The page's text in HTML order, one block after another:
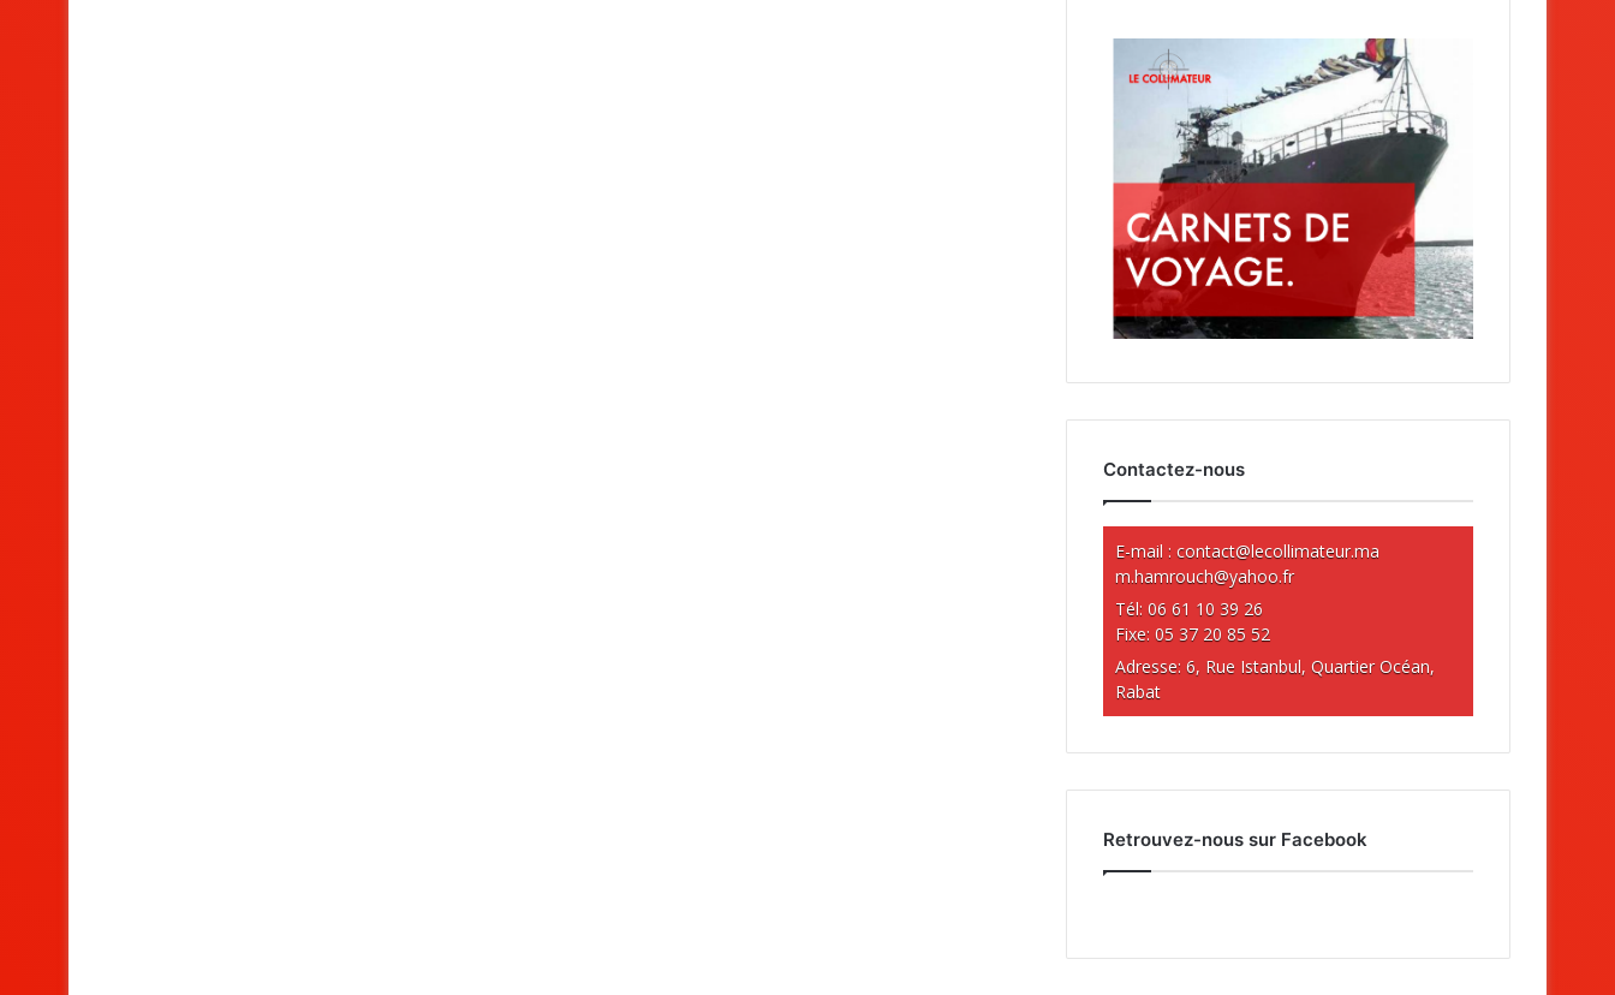
Contactez-nous
E-mail :contact@lecollimateur.ma
m.hamrouch@yahoo.fr
Tél: 06 61 10 39 26
Fixe: 05 37 20 85 52
Adresse: 6, Rue Istanbul, Quartier Océan,
Rabat
Retrouvez-nous sur Facebook